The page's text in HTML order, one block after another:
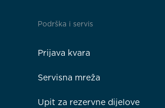
Podrška i servis
Prijava kvara
Servisna mreža
Upit za rezervne dijelove